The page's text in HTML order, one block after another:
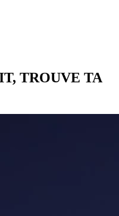
TROUVE TA